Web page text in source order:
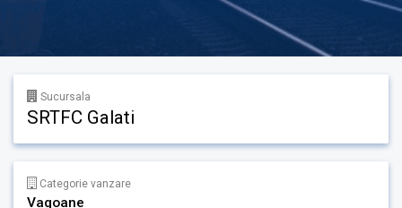
Sucursala
SRTFC Galati
Categorie vanzare
Vagoane